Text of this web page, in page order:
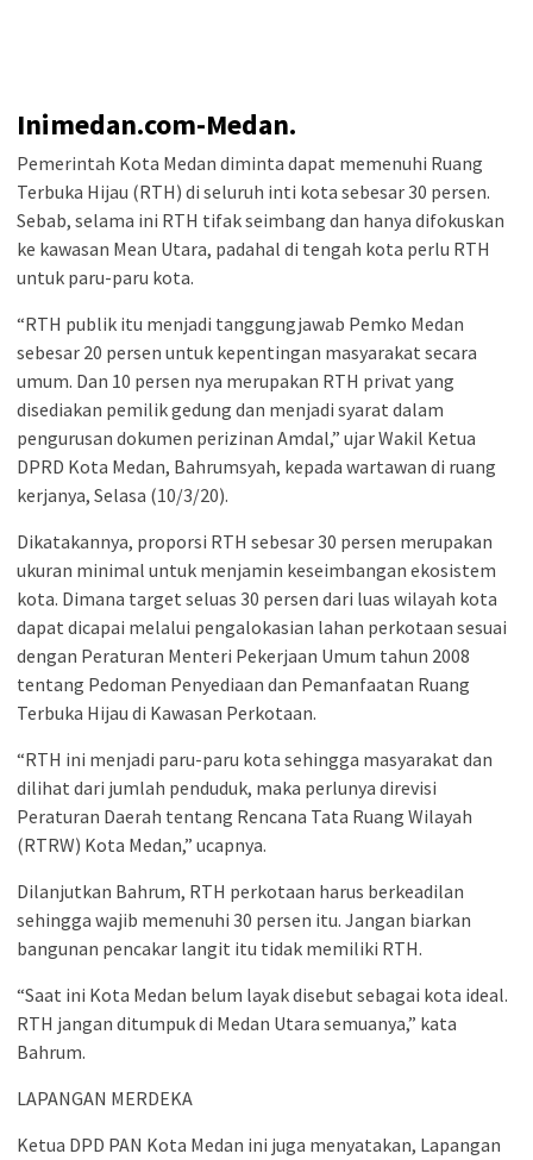
Inimedan.com-Medan.
Pemerintah Kota Medan diminta dapat memenuhi Ruang
Terbuka Hijau (RTH) di seluruh inti kota sebesar 30 persen.
Sebab, selama ini RTH tifak seimbang dan hanya difokuskan
ke kawasan Mean Utara, padahal di tengah kota perlu RTH
untuk paru-paru kota.
“RTH publik itu menjadi tanggungjawab Pemko Medan
sebesar 20 persen untuk kepentingan masyarakat secara
umum. Dan 10 persen nya merupakan RTH privat yang
disediakan pemilik gedung dan menjadi syarat dalam
pengurusan dokumen perizinan Amdal,” ujar Wakil Ketua
DPRD Kota Medan, Bahrumsyah, kepada wartawan di ruang
kerjanya, Selasa (10/3/20).
Dikatakannya, proporsi RTH sebesar 30 persen merupakan
ukuran minimal untuk menjamin keseimbangan ekosistem
kota. Dimana target seluas 30 persen dari luas wilayah kota
dapat dicapai melalui pengalokasian lahan perkotaan sesuai
dengan Peraturan Menteri Pekerjaan Umum tahun 2008
tentang Pedoman Penyediaan dan Pemanfaatan Ruang
Terbuka Hijau di Kawasan Perkotaan.
“RTH ini menjadi paru-paru kota sehingga masyarakat dan
dilihat dari jumlah penduduk, maka perlunya direvisi
Peraturan Daerah tentang Rencana Tata Ruang Wilayah
(RTRW) Kota Medan,” ucapnya.
Dilanjutkan Bahrum, RTH perkotaan harus berkeadilan
sehingga wajib memenuhi 30 persen itu. Jangan biarkan
bangunan pencakar langit itu tidak memiliki RTH.
“Saat ini Kota Medan belum layak disebut sebagai kota ideal.
RTH jangan ditumpuk di Medan Utara semuanya,” kata
Bahrum.
LAPANGAN MERDEKA
Ketua DPD PAN Kota Medan ini juga menyatakan, Lapangan